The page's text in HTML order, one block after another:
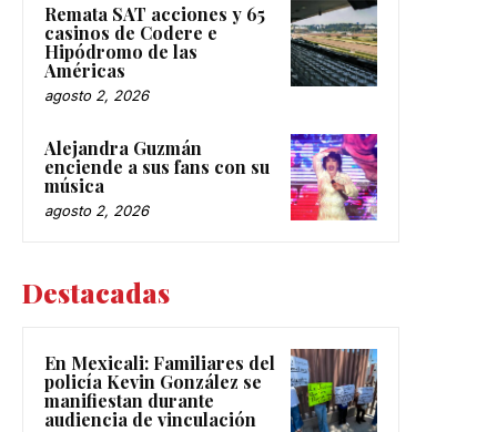
Remata SAT acciones y 65
casinos de Codere e
Hipódromo de las
Américas
agosto 2, 2026
Alejandra Guzmán
enciende a sus fans con su
música
agosto 2, 2026
Destacadas
En Mexicali: Familiares del
policía Kevin González se
manifiestan durante
audiencia de vinculación